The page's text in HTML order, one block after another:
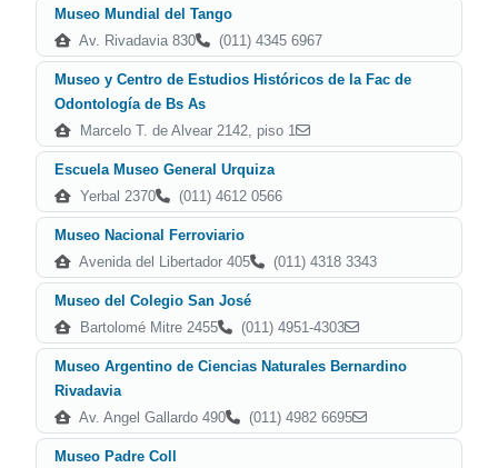
Museo Mundial del Tango
Av. Rivadavia 830
(011) 4345 6967
Museo y Centro de Estudios Históricos de la Fac de
Odontología de Bs As
Marcelo T. de Alvear 2142, piso 1
Escuela Museo General Urquiza
Yerbal 2370
(011) 4612 0566
Museo Nacional Ferroviario
Avenida del Libertador 405
(011) 4318 3343
Museo del Colegio San José
Bartolomé Mitre 2455
(011) 4951-4303
Museo Argentino de Ciencias Naturales Bernardino
Rivadavia
Av. Angel Gallardo 490
(011) 4982 6695
Museo Padre Coll